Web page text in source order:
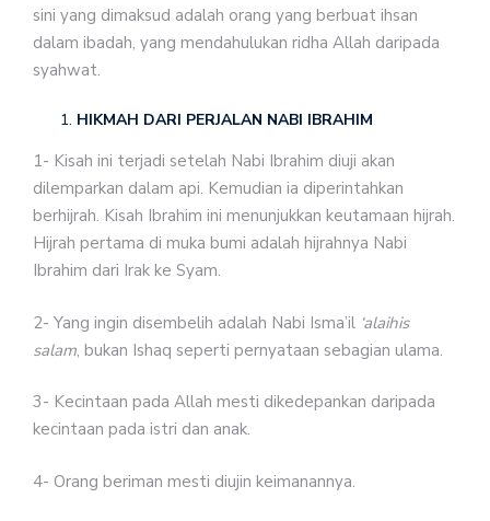
sini yang dimaksud adalah orang yang berbuat ihsan
dalam ibadah, yang mendahulukan ridha Allah daripada
syahwat.
HIKMAH DARI PERJALAN NABI IBRAHIM
1- Kisah ini terjadi setelah Nabi Ibrahim diuji akan
dilemparkan dalam api. Kemudian ia diperintahkan
berhijrah. Kisah Ibrahim ini menunjukkan keutamaan hijrah.
Hijrah pertama di muka bumi adalah hijrahnya Nabi
Ibrahim dari Irak ke Syam.
2- Yang ingin disembelih adalah Nabi Isma’il ‘alaihis
salam, bukan Ishaq seperti pernyataan sebagian ulama.
3- Kecintaan pada Allah mesti dikedepankan daripada
kecintaan pada istri dan anak.
4- Orang beriman mesti diujin keimanannya.